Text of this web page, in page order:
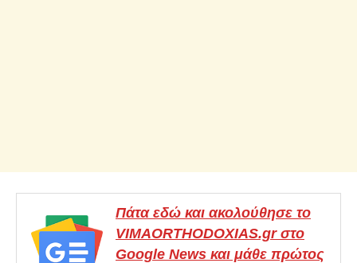
Πάτα εδώ και ακολούθησε το
VIMAORTHODOXIAS.gr στο
Google News και μάθε πρώτος